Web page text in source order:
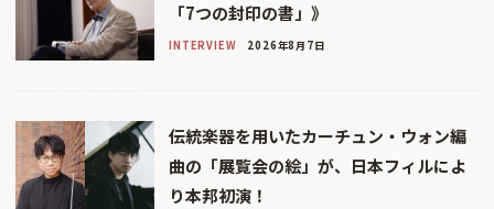
「7つの封印の書」》
INTERVIEW 2026年8月7日
伝統楽器を用いたカーチュン・ウォン編
曲の「展覧会の絵」が、日本フィルによ
り本邦初演！